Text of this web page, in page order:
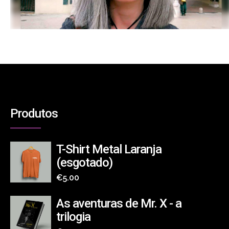
Produtos
T-Shirt Metal Laranja
(esgotado)
€5.00
As aventuras de Mr. X - a
trilogia